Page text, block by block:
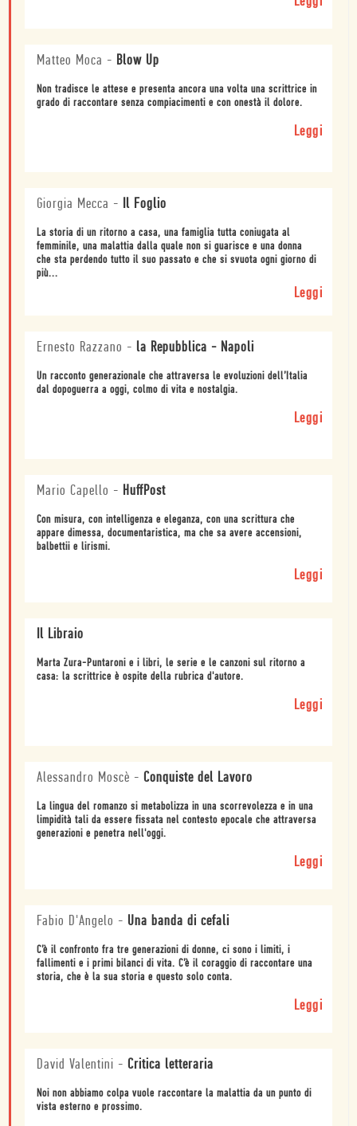
Matteo Moca - Blow Up
Non tradisce le attese e presenta ancora una volta una scrittrice in
grado di raccontare senza compiacimenti e con onestà il dolore.
Leggi
Giorgia Mecca - Il Foglio
La storia di un ritorno a casa, una famiglia tutta coniugata al
femminile, una malattia dalla quale non si guarisce e una donna
che sta perdendo tutto il suo passato e che si svuota ogni giorno di
più...
Leggi
Ernesto Razzano - la Repubblica - Napoli
Un racconto generazionale che attraversa le evoluzioni dell’Italia
dal dopoguerra a oggi, colmo di vita e nostalgia.
Leggi
Mario Capello - HuffPost
Con misura, con intelligenza e eleganza, con una scrittura che
appare dimessa, documentaristica, ma che sa avere accensioni,
balbettii e lirismi.
Leggi
Il Libraio
Marta Zura-Puntaroni e i libri, le serie e le canzoni sul ritorno a
casa: la scrittrice è ospite della rubrica d'autore.
Leggi
Alessandro Moscè - Conquiste del Lavoro
La lingua del romanzo si metabolizza in una scorrevolezza e in una
limpidità tali da essere fissata nel contesto epocale che attraversa
generazioni e penetra nell'oggi.
Leggi
Fabio D'Angelo - Una banda di cefali
C’è il confronto fra tre generazioni di donne, ci sono i limiti, i
fallimenti e i primi bilanci di vita. C’è il coraggio di raccontare una
storia, che è la sua storia e questo solo conta.
Leggi
David Valentini - Critica letteraria
Noi non abbiamo colpa vuole raccontare la malattia da un punto di
vista esterno e prossimo.